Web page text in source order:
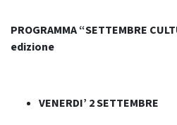
PROGRAMMA “SETTEMBRE
edizione
VENERDI’ 2 SETTEMBRE